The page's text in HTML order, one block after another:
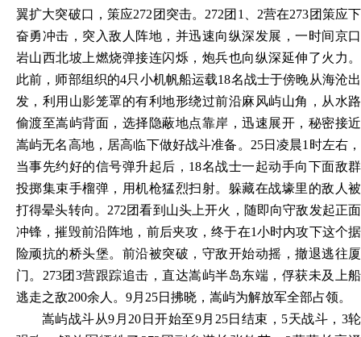
翼扩大突破口，策应272团突击。272团1、2营在273团策应下
奋勇冲击，突入敌人阵地，并迅速向纵深发展，一时间京口
岩山西北坡上燃烧弹接连闪烁，炮兵也向纵深延伸了火力。
此前，师部组织的4只小机帆船运载18名战士于傍晚从海沧出
发，利用山影笼罩的有利地形绕过前沿麻风屿山角，从水路
偷渡至嵩屿背面，选择隐蔽地点靠岸，迅速展开，秘密接近
嵩屿无名高地，居高临下做好战斗准备。25日凌晨1时左右，
当事先约好的信号弹升起后，18名战士一起动手向下面敌群
投掷集束手榴弹，用机枪猛烈扫射。躲藏在战壕里的敌人被
打得晕头转向。272团看到山头上开火，随即向守敌发起正面
冲锋，摧毁前沿阵地，前后夹攻，终于在1小时内攻下这个据
险顽抗的桥头堡。前沿被突破，守敌开始动摇，撤退逃往厦
门。273团3营跟踪追击，直达嵩屿半岛东端，俘获未及上船
逃走之敌200余人。9月25日拂晓，嵩屿为解放军全部占领。
嵩屿战斗从9月20日开始至9月25日结束，5天战斗，3轮